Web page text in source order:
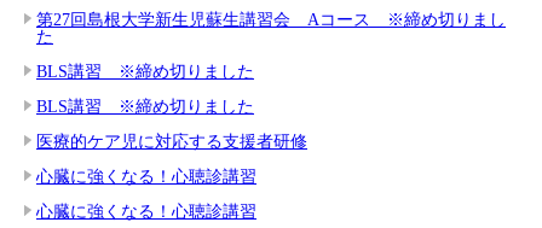
第27回島根大学新生児蘇生講習会 Aコース ※締め切りまし
た
BLS講習 ※締め切りました
BLS講習 ※締め切りました
医療的ケア児に対応する支援者研修
心臓に強くなる！心聴診講習
心臓に強くなる！心聴診講習